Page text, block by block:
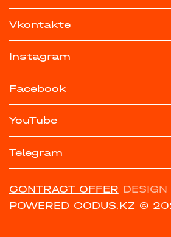
Vkontakte
Instagram
Facebook
YouTube
Telegram
CONTRACT OFFER DESIGN
POWERED CODUS.KZ ©